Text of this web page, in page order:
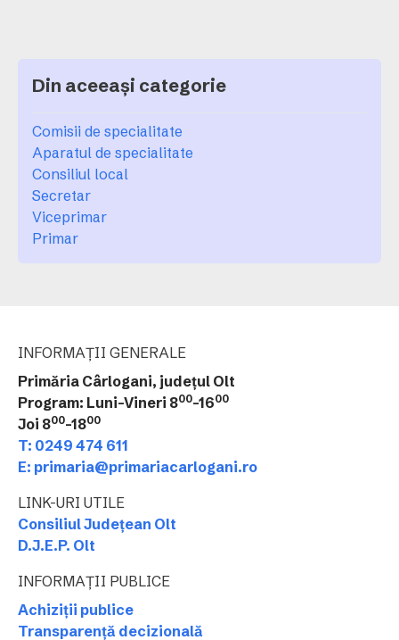
Din aceeași categorie
Comisii de specialitate
Aparatul de specialitate
Consiliul local
Secretar
Viceprimar
Primar
INFORMAȚII GENERALE
Primăria Cârlogani, județul Olt
Program: Luni-Vineri 800-1600
Joi 800-1800
T: 0249 474 611
E: primaria@primariacarlogani.ro
LINK-URI UTILE
Consiliul Județean Olt
D.J.E.P. Olt
INFORMAȚII PUBLICE
Achiziții publice
Transparență decizională